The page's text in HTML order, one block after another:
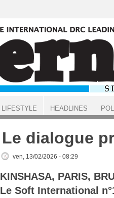
Le dialogue
ven, 13/02/2026 - 08:29
KINSHASA, PARIS,
Le Soft International
LIFESTYLE HEADLINES